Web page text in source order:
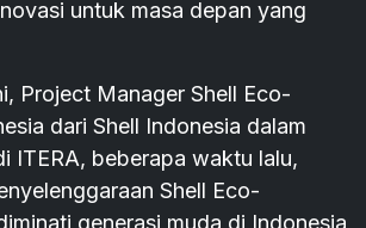
untuk masa depan yang
Project Manager Shell Eco-
dari Shell Indonesia dalam
ITERA, beberapa waktu lalu,
Shell Eco-